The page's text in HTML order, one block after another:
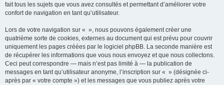
fait tous les sujets que vous avez consultés et permettant d’améliorer votre
confort de navigation en tant qu’utilisateur.
Lors de votre navigation sur « », nous pouvons également créer une
quatrième sorte de cookies, externes au document qui est prévu pour couvrir
uniquement les pages créées par le logiciel phpBB. La seconde manière est
de récupérer les informations que vous nous envoyez et que nous collectons.
Ceci peut correspondre — mais n’est pas limité à — la publication de
messages en tant qu’utilisateur anonyme, l’inscription sur « » (désignée ci-
après par « votre compte ») et les messages que vous publiez après votre